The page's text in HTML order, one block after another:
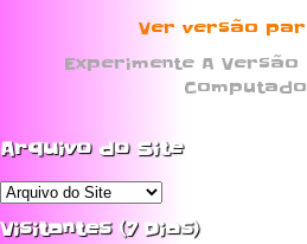
Ver versão
Experimente A
Arquivo do Site
Visitantes (7 Dias)